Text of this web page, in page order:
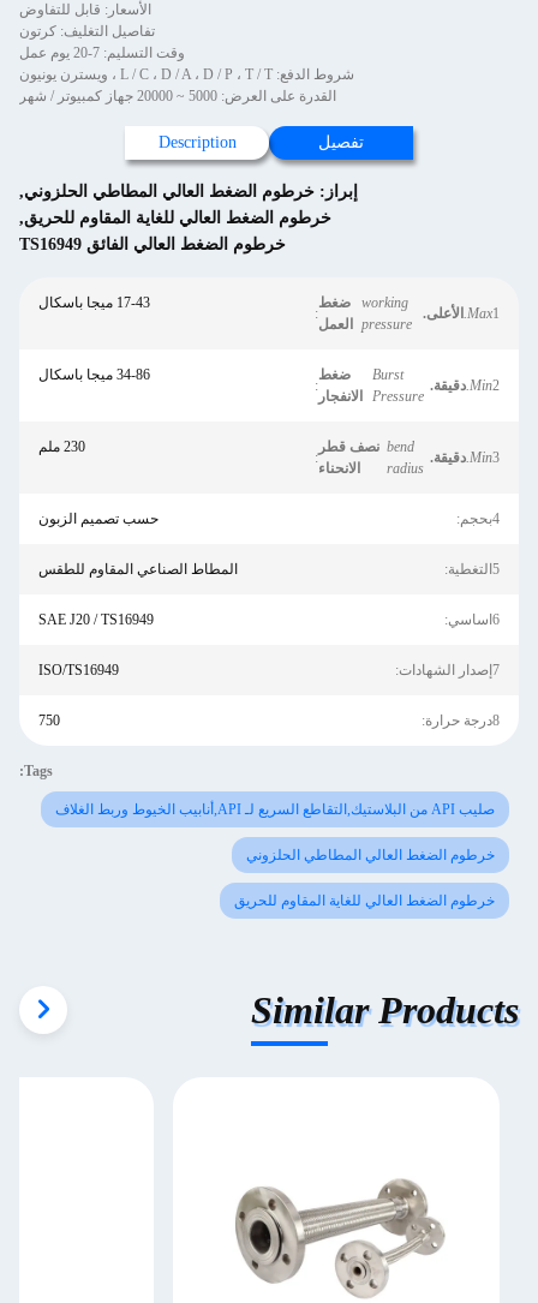
الأسعار: قابل للتفاوض
تفاصيل التغليف: كرتون
وقت التسليم: 7-20 يوم عمل
شروط الدفع: L / C ، D / A ، D / P ، T / T ، ويسترن يونيون
القدرة على العرض: 5000 ~ 20000 جهاز كمبيوتر / شهر
تفصيل Description
إبراز: خرطوم الضغط العالي المطاطي الحلزوني,
خرطوم الضغط العالي للغاية المقاوم للحريق,
خرطوم الضغط العالي الفائق TS16949
1
Max. الأعلى.
working
pressure
ضغط
العمل
:
17-43 ميجا باسكال
2
Min. دقيقة.
Burst
Pressure
ضغط
الانفجار
:
34-86 ميجا باسكال
3
Min. دقيقة.
bend
radius
نصف قطر
الانحناء
:
230 ملم
4بحجم: حسب تصميم الزبون
5التغطية: المطاط الصناعي المقاوم للطقس
6اساسي: SAE J20 / TS16949
7إصدار الشهادات: ISO/TS16949
8درجة حرارة: 750
Tags:
صليب API من البلاستيك,التقاطع السريع لـ API,أنابيب الخيوط وربط الغلاف
خرطوم الضغط العالي المطاطي الحلزوني
خرطوم الضغط العالي للغاية المقاوم للحريق
Similar Products